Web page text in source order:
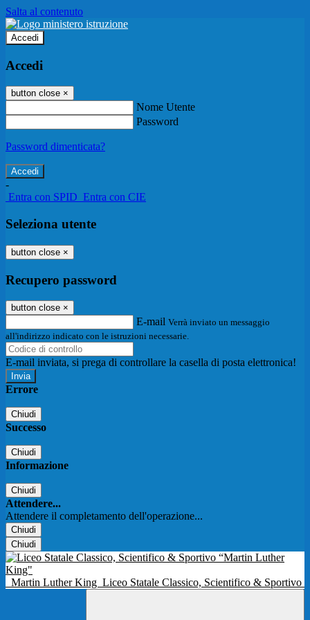
Salta al contenuto
Accedi
Accedi
button close ×
Nome Utente
Password
Password dimenticata?
-
Entra con SPID Entra con CIE
Seleziona utente
button close ×
Recupero password
button close ×
E-mail Verrà inviato un messaggio
all'indirizzo indicato con le istruzioni necessarie.
E-mail inviata, si prega di controllare la casella di posta elettronica!
Errore
Chiudi
Successo
Chiudi
Informazione
Chiudi
Attendere...
Attendere il completamento dell'operazione...
Chiudi
Chiudi
Martin Luther King Liceo Statale Classico, Scientifico & Sportivo